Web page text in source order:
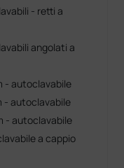
- retti a
angolati a
- autoclavabile
- autoclavabile
- autoclavabile
a cappio